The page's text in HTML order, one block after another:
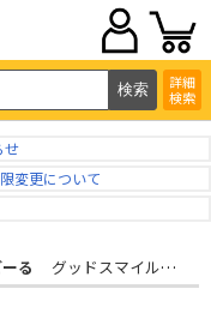
詳細
検索
せ
変更について
る グッドスマイルカンパニー